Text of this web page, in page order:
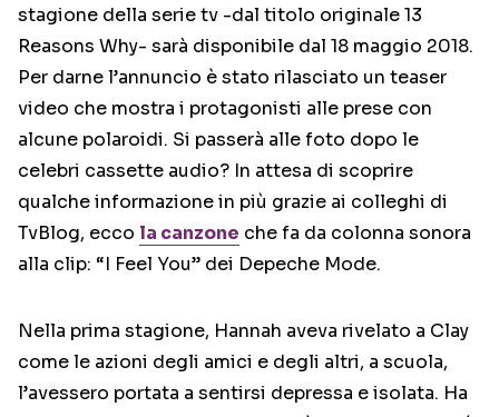
stagione della serie tv -dal titolo originale 13
Reasons Why- sarà disponibile dal 18 maggio 2018.
Per darne l’annuncio è stato rilasciato un teaser
video che mostra i protagonisti alle prese con
alcune polaroidi. Si passerà alle foto dopo le
celebri cassette audio? In attesa di scoprire
qualche informazione in più grazie ai colleghi di
TvBlog, ecco la canzone che fa da colonna sonora
alla clip: “I Feel You” dei Depeche Mode.
Nella prima stagione, Hannah aveva rivelato a Clay
come le azioni degli amici e degli altri, a scuola,
l’avessero portata a sentirsi depressa e isolata. Ha